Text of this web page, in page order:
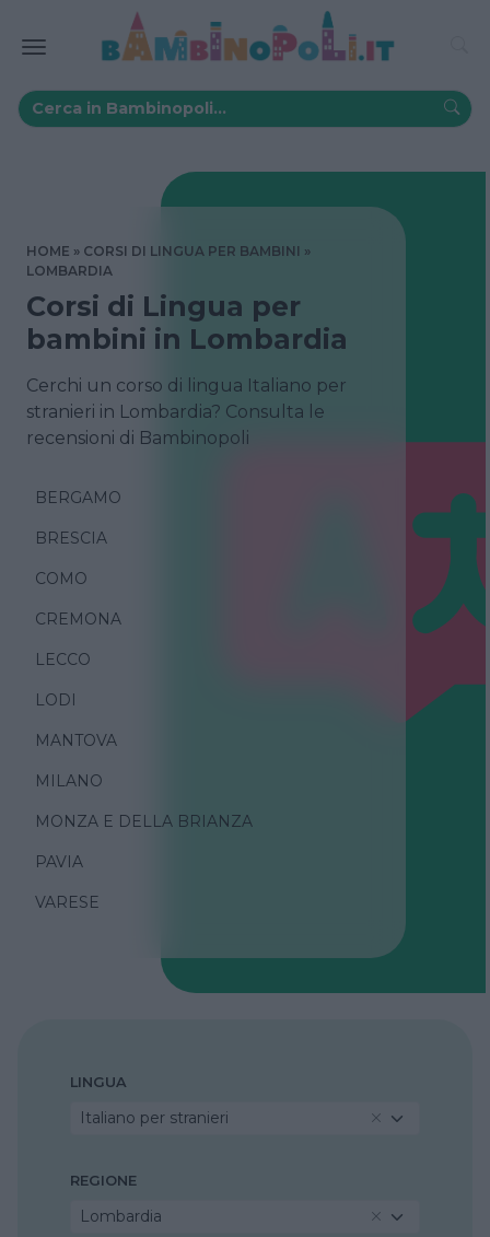
HOME
CORSI DI LINGUA PER BAMBINI
LOMBARDIA
Corsi di Lingua per
bambini in Lombardia
Cerchi un corso di lingua Italiano per
stranieri in Lombardia? Consulta le
recensioni di Bambinopoli
BERGAMO
BRESCIA
COMO
CREMONA
LECCO
LODI
MANTOVA
MILANO
MONZA E DELLA BRIANZA
PAVIA
VARESE
LINGUA
Italiano per stranieri
REGIONE
Lombardia